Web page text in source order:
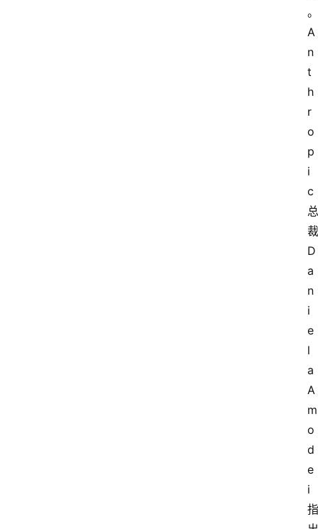
。
A
n
t
h
r
o
p
i
c
总
裁
D
a
n
i
e
l
a
A
m
o
d
e
i
指